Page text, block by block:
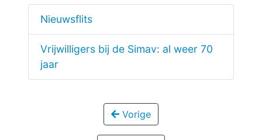
Nieuwsflits
Vrijwilligers bij de Simav: al weer 70
jaar
Vorige